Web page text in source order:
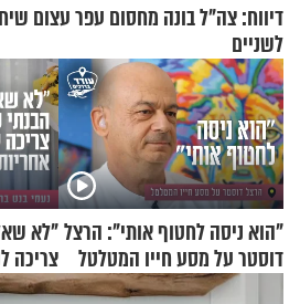
דיווח: צה"ל בונה מחסום עפר עצום
לשניים
"הוא ניסה לחטוף אותי": הרצל
דוסטר על מסע חייו המטלטל
"לא
צריכה
בנט